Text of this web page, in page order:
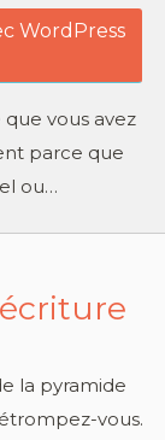
WordPress
que vous avez
parce que
ou…
la pyramide
vous.